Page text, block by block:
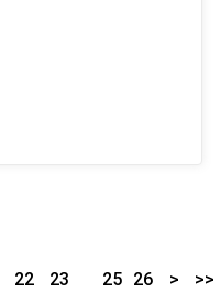
22
23
25 26 > >>